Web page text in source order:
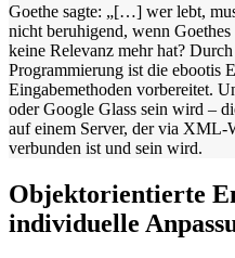
Goethe sagte: „[…] wer lebt,
nicht beruhigend, wenn
keine Relevanz mehr hat?
Programmierung ist die ebootis
Eingabemethoden vorbereitet.
oder Google Glass sein wird –
auf einem Server, der via XML-
verbunden ist und sein wird.
Objektorientierte
individuelle